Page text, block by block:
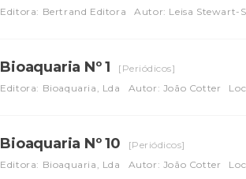
Editora: Bertrand Editora
Autor: Leisa Stewart-
Bioaquaria Nº 1
[Periódicos]
Editora: Bioaquaria, Lda
Autor: João Cotter
Bioaquaria Nº 10
[Periódicos]
Editora: Bioaquaria, Lda
Autor: João Cotter